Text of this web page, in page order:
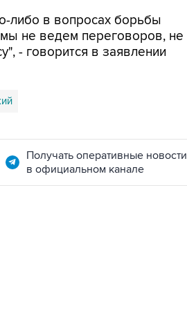
либо в вопросах борьбы
не ведем переговоров, не
- говорится в заявлении
Получать оперативные новости
в официальном канале